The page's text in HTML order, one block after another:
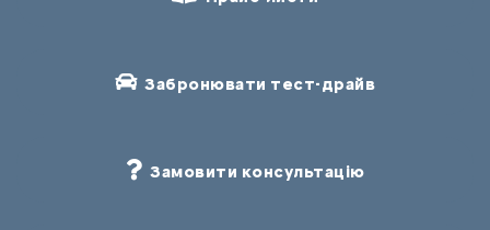
Забронювати тест-драйв
Замовити консультацію